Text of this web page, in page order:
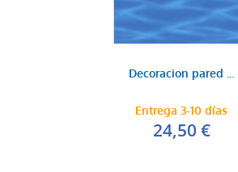
Decoracion pared ...
Entrega 3-10 días
24,50 €